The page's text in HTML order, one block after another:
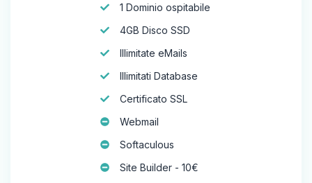
1 Dominio ospitabile
4GB Disco SSD
Illimitate eMails
Illimitati Database
Certificato SSL
Webmail
Softaculous
Site Builder - 10€